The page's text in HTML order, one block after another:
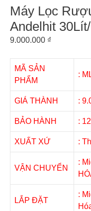
Máy Lọc
Andelhit
9.000.000 ₫
MÃ SẢN
PHẨM
:
GIÁ THÀNH :
BẢO HÀNH :
XUẤT XỨ :
VẬN CHUYỂN
:
LẮP ĐẶT
: